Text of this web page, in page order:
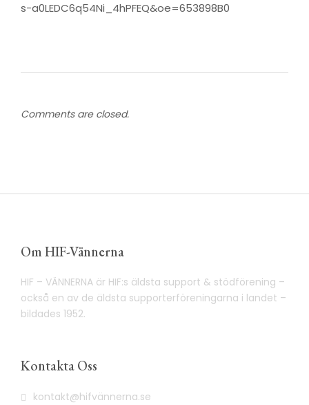
s-a0LEDC6q54Ni_4hPFEQ&oe=653898B0
Comments are closed.
Om HIF-Vännerna
HIF – VÄNNERNA är HIF:s äldsta support & stödförening –
också en av de äldsta supporterföreningarna i landet –
bildades 1952.
Kontakta Oss
kontakt@hifvännerna.se